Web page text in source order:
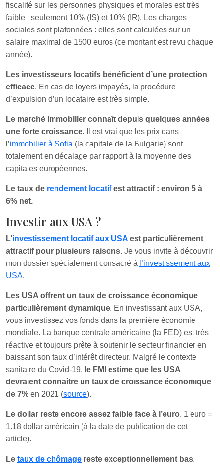
fiscalité sur les personnes physiques et morales est très
faible : seulement 10% (IS) et 10% (IR). Les charges
sociales sont plafonnées : elles sont calculées sur un
salaire maximal de 1500 euros (ce montant est revu chaque
année).
Les investisseurs locatifs bénéficient d’une protection
efficace. En cas de loyers impayés, la procédure
d’expulsion d’un locataire est très simple.
Le marché immobilier connaît depuis quelques années
une forte croissance. Il est vrai que les prix dans
l’immobilier à Sofia (la capitale de la Bulgarie) sont
totalement en décalage par rapport à la moyenne des
capitales européennes.
Le taux de rendement locatifest attractif : environ 5 à
6% net.
Investir aux USA ?
L’investissement locatif aux USA est particulièrement
attractif pour plusieurs raisons. Je vous invite à découvrir
mon dossier spécialement consacré à l’investissement aux
USA.
Les USA offrent un taux de croissance économique
particulièrement dynamique. En investissant aux USA,
vous investissez vos fonds dans la première économie
mondiale. La banque centrale américaine (la FED) est très
réactive et toujours prête à soutenir le secteur financier en
baissant son taux d’intérêt directeur. Malgré le contexte
sanitaire du Covid-19, le FMI estime que les USA
devraient connaître un taux de croissance économique
de 7% en 2021 (source).
Le dollar reste encore assez faible face à l’euro. 1 euro =
1.18 dollar américain (à la date de publication de cet
article).
Le taux de chômage reste exceptionnellement bas.